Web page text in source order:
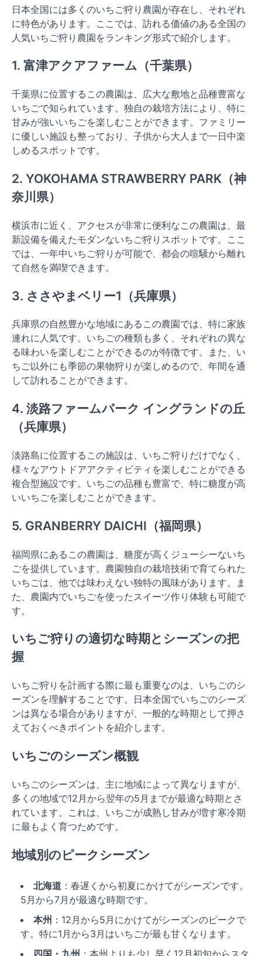
日本全国には多くのいちご狩り農園が存在し、それぞれ
に特色があります。ここでは、訪れる価値のある全国の
人気いちご狩り農園をランキング形式で紹介します。
1. 富津アクアファーム（千葉県）
千葉県に位置するこの農園は、広大な敷地と品種豊富な
いちごで知られています。独自の栽培方法により、特に
甘みが強いいちごを楽しむことができます。ファミリー
に優しい施設も整っており、子供から大人まで一日中楽
しめるスポットです。
2. YOKOHAMA STRAWBERRY PARK（神
奈川県）
横浜市に近く、アクセスが非常に便利なこの農園は、最
新設備を備えたモダンないちご狩りスポットです。ここ
では、一年中いちご狩りが可能で、都会の喧騒から離れ
て自然を満喫できます。
3. ささやまベリー1（兵庫県）
兵庫県の自然豊かな地域にあるこの農園では、特に家族
連れに人気です。いちごの種類も多く、それぞれの異な
る味わいを楽しむことができるのが特徴です。また、い
ちご以外にも季節の果物狩りが楽しめるので、年間を通
して訪れることができます。
4. 淡路ファームパーク イングランドの丘
（兵庫県）
淡路島に位置するこの施設は、いちご狩りだけでなく、
様々なアウトドアアクティビティを楽しむことができる
複合型施設です。いちごの品種も豊富で、特に糖度が高
いいちごを楽しむことができます。
5. GRANBERRY DAICHI（福岡県）
福岡県にあるこの農園は、糖度が高くジューシーないち
ごを提供しています。農園独自の栽培技術で育てられた
いちごは、他では味わえない独特の風味があります。ま
た、農園内でいちごを使ったスイーツ作り体験も可能で
す。
いちご狩りの適切な時期とシーズンの把
握
いちご狩りを計画する際に最も重要なのは、いちごのシ
ーズンを理解することです。日本全国でいちごのシーズ
ンは異なる場合がありますが、一般的な時期として押さ
えておくべきポイントを紹介します。
いちごのシーズン概観
いちごのシーズンは、主に地域によって異なりますが、
多くの地域で12月から翌年の5月までが最適な時期とさ
れています。これは、いちごが成熟し甘みが増す寒冷期
に最もよく育つためです。
地域別のピークシーズン
北海道 ：春遅くから初夏にかけてがシーズンです。
5月から7月が最適な時期です。
本州 ：12月から5月にかけてがシーズンのピークで
す。特に1月から3月はいちごが最も甘くなります。